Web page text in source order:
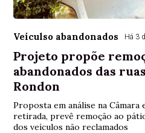
Veículso abandonados Há 3
Projeto propõe
abandonados das
Rondon
Proposta em análise na
retirada, prevê remoção ao
dos veículos não reclamados